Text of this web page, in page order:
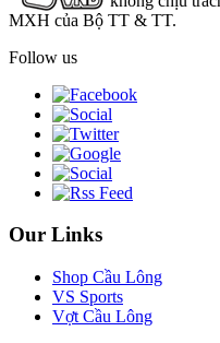
MXH của Bộ TT & TT.
Follow us
Our Links
Shop Cầu Lông
VS Sports
Vợt Cầu Lông